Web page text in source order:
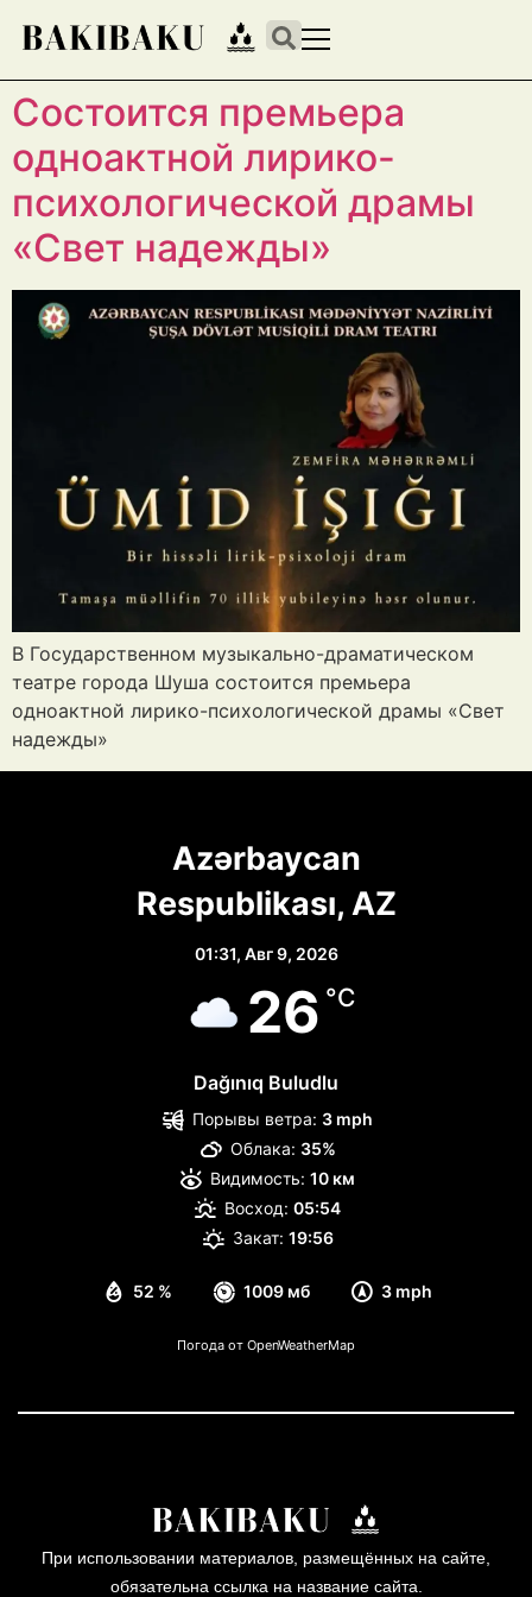
Состоится премьера
одноактной лирико-
психологической драмы
«Свет надежды»
В Государственном музыкально-драматическом
театре города Шуша состоится премьера
одноактной лирико-психологической драмы «Свет
надежды»
Azərbaycan
Respublikası, AZ
01:31, Авг 9, 2026
26 °C
Dağınıq Buludlu
52 % 1009 мб 3 mph
Порывы ветра: 3 mph
Облака: 35%
Видимость: 10 км
Восход: 05:54
Закат: 19:56
Погода от OpenWeatherMap
При использовании материалов, размещённых на сайте,
обязательна ссылка на название сайта.